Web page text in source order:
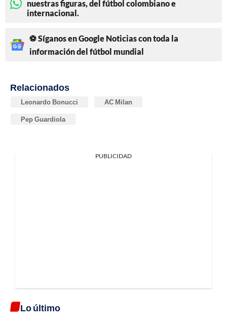
nuestras figuras, del fútbol colombiano e
internacional.
⚽ Síganos en Google Noticias con toda la
información del fútbol mundial
Relacionados
Leonardo Bonucci AC Milan
Pep Guardiola
PUBLICIDAD
Lo último